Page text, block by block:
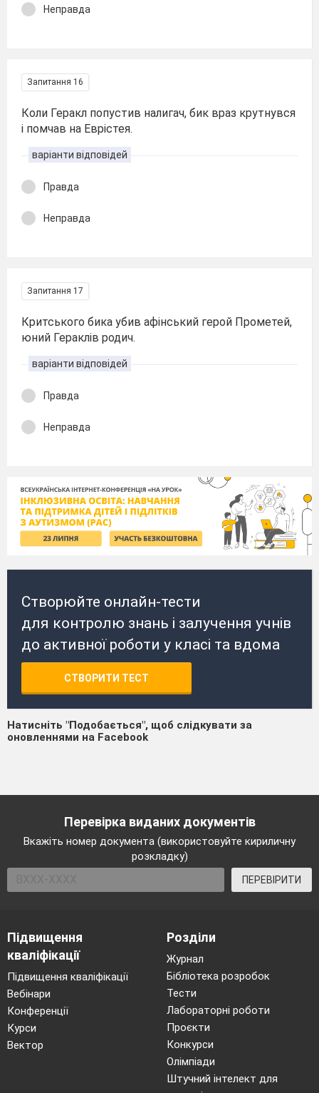
Неправда
Запитання 16
Коли Геракл попустив налигач, бик враз крутнувся
і помчав на Еврістея.
варіанти відповідей
Правда
Неправда
Запитання 17
Критського бика убив афінський герой Прометей,
юний Гераклів родич.
варіанти відповідей
Правда
Неправда
Створюйте онлайн-тести
для контролю знань і залучення учнів
до активної роботи у класі та вдома
СТВОРИТИ ТЕСТ
Натисніть "Подобається", щоб слідкувати за
оновленнями на Facebook
Перевірка виданих документів
Вкажіть номер документа (використовуйте кириличну
розкладку)
ПЕРЕВІРИТИ
Підвищення
кваліфікації
Підвищення кваліфікації
Вебінари
Конференції
Курси
Вектор
Розділи
Журнал
Бібліотека розробок
Тести
Лабораторні роботи
Проєкти
Конкурси
Олімпіади
Штучний інтелект для